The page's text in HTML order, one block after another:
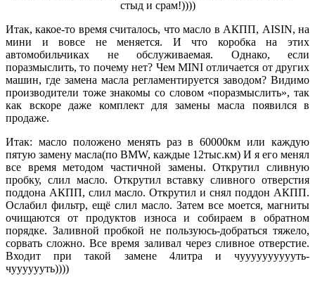
стыд и срам!))))
Итак, какое-то время считалось, что масло в АКПП, AISIN, на
мини и вовсе не меняется. И что коробка на этих
автомобильчиках не обслуживаемая. Однако, если
поразмыслить, то почему нет? Чем MINI отличается от других
машин, где замена масла регламентируется заводом? Видимо
производители тоже знакомы со словом «поразмыслить», так
как вскоре даже комплект для замены масла появился в
продаже.
Итак: масло положено менять раз в 60000км или каждую
пятую замену масла(по BMW, каждые 12тыс.км) И я его менял
все время методом частичной замены. Открутил сливную
пробку, слил масло. Открутил вставку сливного отверстия
поддона АКПП, слил масло. Открутил и снял поддон АКПП.
Ослабил фильтр, ещё слил масло. Затем все моется, магниты
очищаются от продуктов износа и собираем в обратном
порядке. Заливной пробкой не пользуюсь-добраться тяжело,
сорвать сложно. Все время заливал через сливное отверстие.
Входит при такой замене 4литра и чууууууууууть-
чууууууть))))